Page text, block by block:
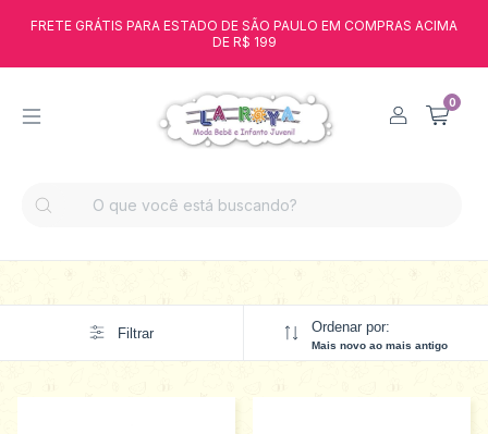
FRETE GRÁTIS PARA ESTADO DE SÃO PAULO EM COMPRAS ACIMA
DE R$ 199
0
Filtrar Ordenar por:
Mais novo ao mais antigo